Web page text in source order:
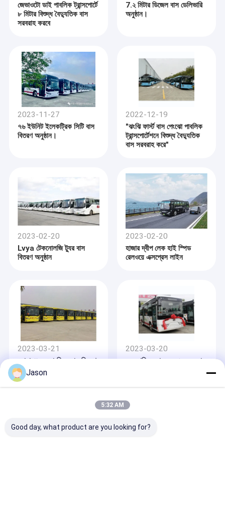
জেভাওটো ডাই পাবলিক ট্রান্সপোর্টে
৮ মিটার বিশুদ্ধ বৈদ্যুতিক বাস
সরবরাহ করবে
7.২ মিটার ডিজেল বাস ডেলিভারি
অনুষ্ঠান।
2023-11-27
৭৬ ইউনিট ইলেকট্রিক সিটি বাস
বিতরণ অনুষ্ঠান।
2022-12-19
"ঝংঝি ফার্স্ট বাস পেংঝো পাবলিক
ট্রান্সপোর্টেশনে বিশুদ্ধ বৈদ্যুতিক
বাস সরবরাহ করে"
2023-02-20
Lvya টেকনোলজি ট্যুর বাস
বিতরণ অনুষ্ঠান
2023-02-20
হাজার দ্বীপ লেক হাই স্পিড
রেলওয়ে এক্সপ্রেস লাইন
2023-03-21
কোয়ানশুন, গুয়াংজিতে বাস বিতরণ
অনুষ্ঠান
2023-03-20
লংকুয়ানি জেলা চেংদু এর লংকুয়ান
Jason
5:32 AM
Good day, what product are you looking for?